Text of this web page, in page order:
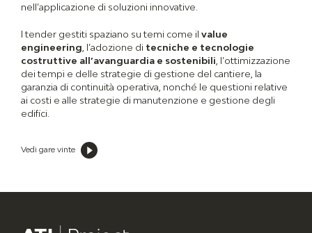
nell’applicazione di soluzioni innovative.
I tender gestiti spaziano su temi come il value
engineering , l’adozione di tecniche e tecnologie
costruttive all’avanguardia e sostenibili , l’ottimizzazione
dei tempi e delle strategie di gestione del cantiere, la
garanzia di continuità operativa, nonché le questioni relative
ai costi e alle strategie di manutenzione e gestione degli
edifici.
Vedi gare vinte